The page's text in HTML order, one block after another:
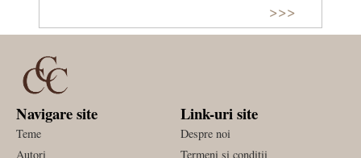
>>>
Navigare site
Teme
Autori
Link-uri site
Despre noi
Termeni si conditii